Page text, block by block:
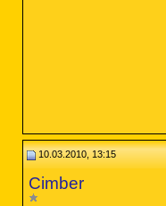
10.03.2010, 13:15
Cimber